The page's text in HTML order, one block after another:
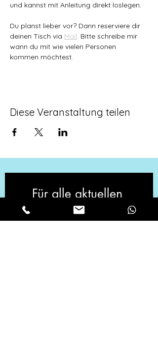
und kannst mit Anleitung direkt loslegen.
Du planst lieber vor? Dann reserviere dir
deinen Tisch via Mail. Bitte schreibe mir
wann du mit wie vielen Personen
kommen möchtest.
Diese Veranstaltung teilen
Für alle aktuellen
Neuigkeiten, melde